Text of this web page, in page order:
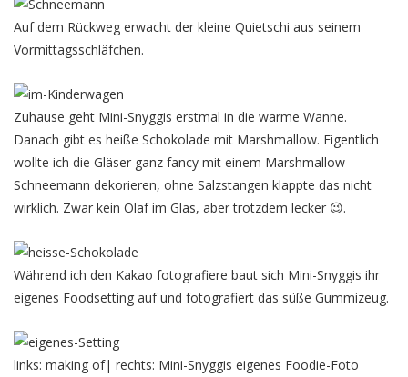
Auf dem Rückweg erwacht der kleine Quietschi aus seinem
Vormittagsschläfchen.
Zuhause geht Mini-Snyggis erstmal in die warme Wanne.
Danach gibt es heiße Schokolade mit Marshmallow. Eigentlich
wollte ich die Gläser ganz fancy mit einem Marshmallow-
Schneemann dekorieren, ohne Salzstangen klappte das nicht
wirklich. Zwar kein Olaf im Glas, aber trotzdem lecker 😉.
Während ich den Kakao fotografiere baut sich Mini-Snyggis ihr
eigenes Foodsetting auf und fotografiert das süße Gummizeug.
links: making of| rechts: Mini-Snyggis eigenes Foodie-Foto